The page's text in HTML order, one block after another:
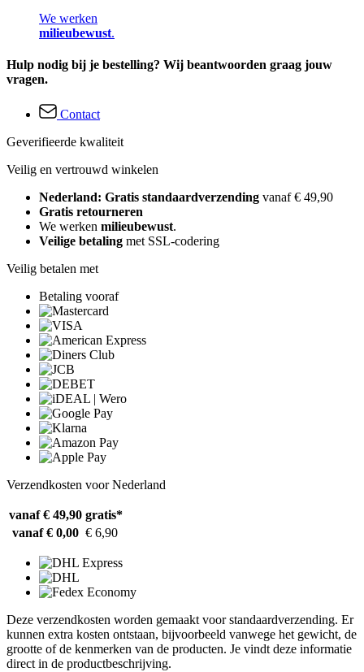
We werken
milieubewust.
Hulp nodig bij je bestelling? Wij beantwoorden graag jouw
vragen.
Contact
Geverifieerde kwaliteit
Veilig en vertrouwd winkelen
Nederland: Gratis standaardverzending vanaf € 49,90
Gratis retourneren
We werken milieubewust.
Veilige betaling met SSL-codering
Veilig betalen met
Betaling vooraf
Verzendkosten voor Nederland
vanaf € 49,90 gratis*
vanaf € 0,00 € 6,90
Deze verzendkosten worden gemaakt voor standaardverzending. Er
kunnen extra kosten ontstaan, bijvoorbeeld vanwege het gewicht, de
grootte of de kenmerken van de producten. Je vindt deze informatie
direct in de productbeschrijving.